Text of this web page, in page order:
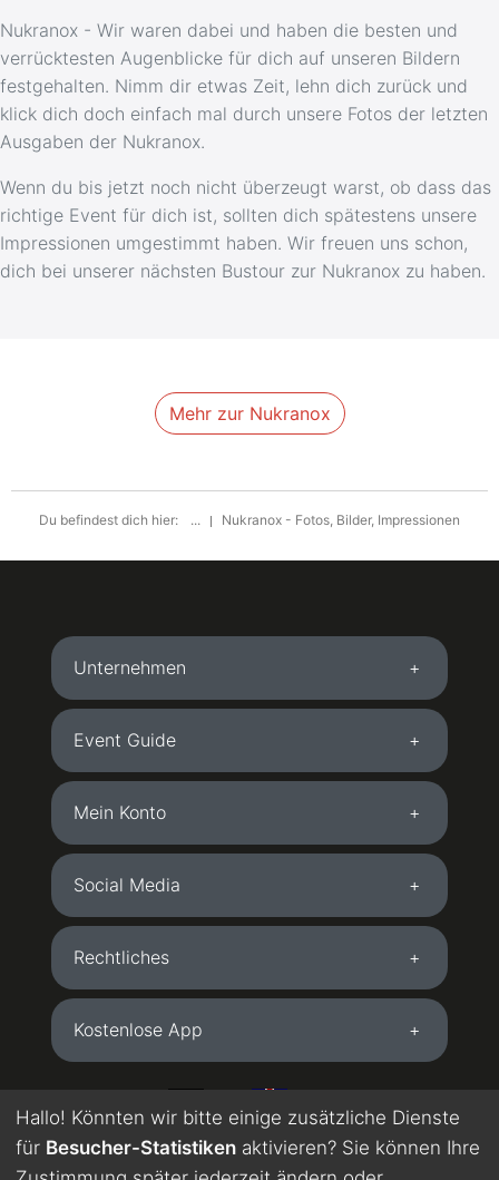
Nukranox - Wir waren dabei und haben die besten und
verrücktesten Augenblicke für dich auf unseren Bildern
festgehalten. Nimm dir etwas Zeit, lehn dich zurück und
klick dich doch einfach mal durch unsere Fotos der letzten
Ausgaben der Nukranox.
Wenn du bis jetzt noch nicht überzeugt warst, ob dass das
richtige Event für dich ist, sollten dich spätestens unsere
Impressionen umgestimmt haben. Wir freuen uns schon,
dich bei unserer nächsten Bustour zur Nukranox zu haben.
Mehr zur Nukranox
Du befindest dich hier: ... Nukranox - Fotos, Bilder, Impressionen
Unternehmen
Event Guide
Mein Konto
Social Media
Rechtliches
Kostenlose App
Hallo! Könnten wir bitte einige zusätzliche Dienste
für Besucher-Statistiken aktivieren? Sie können Ihre